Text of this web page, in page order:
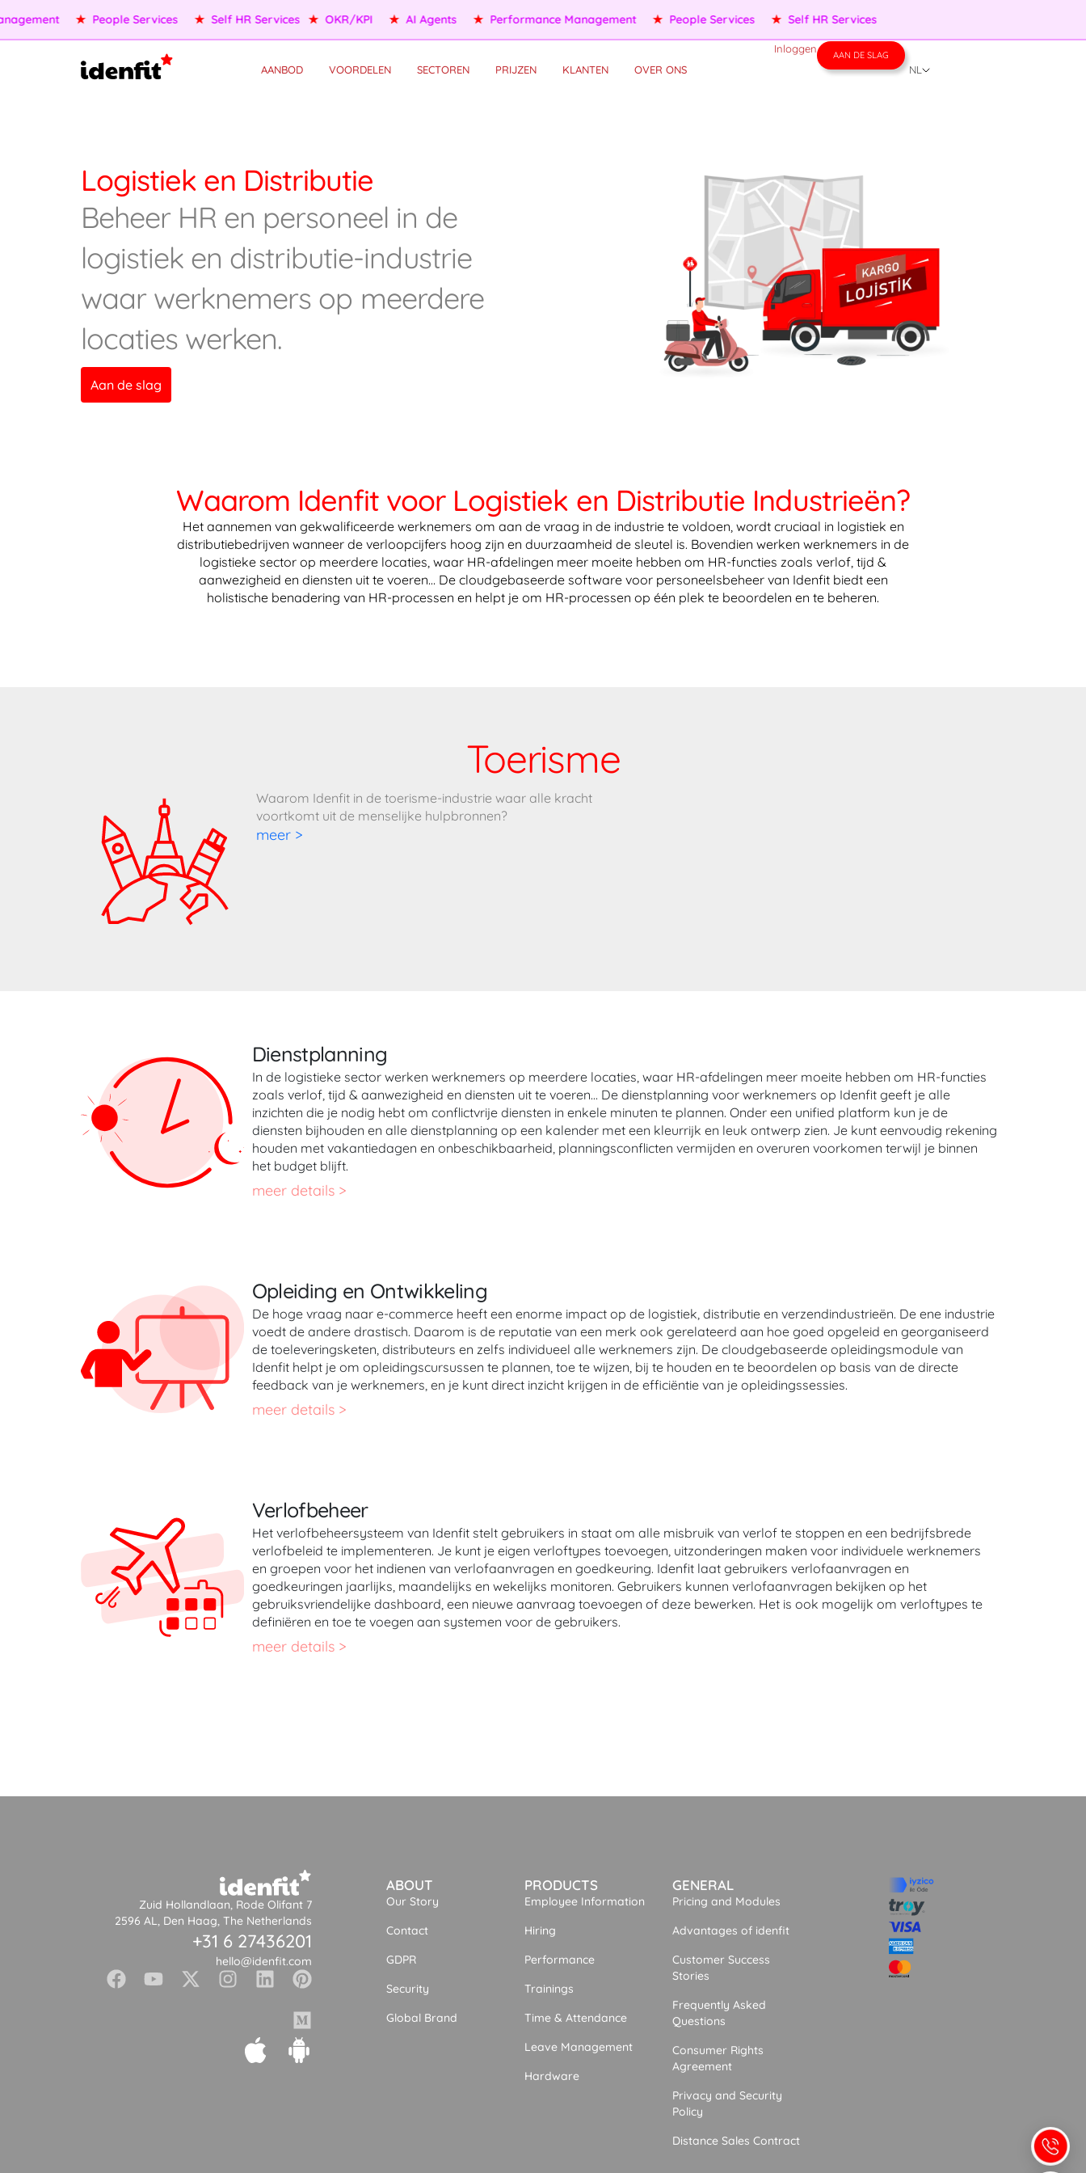
People Services Self HR Services ★ OKR/KPI AI Agents Performance Management People Services Self HR Services
AANBOD VOORDELEN SECTOREN PRIJZEN KLANTEN OVER ONS
Inloggen AAN DE SLAG
NL
Logistiek en Distributie
Beheer HR en personeel in de
logistiek en distributie-industrie
waar werknemers op meerdere
locaties werken.
Aan de slag
Waarom Idenfit voor Logistiek en Distributie Industrieën?
Het aannemen van gekwalificeerde werknemers om aan de vraag in de industrie te voldoen, wordt cruciaal in logistiek en
distributiebedrijven wanneer de verloopcijfers hoog zijn en duurzaamheid de sleutel is. Bovendien werken werknemers in de
logistieke sector op meerdere locaties, waar HR-afdelingen meer moeite hebben om HR-functies zoals verlof, tijd &
aanwezigheid en diensten uit te voeren… De cloudgebaseerde software voor personeelsbeheer van Idenfit biedt een
holistische benadering van HR-processen en helpt je om HR-processen op één plek te beoordelen en te beheren.
Toerisme
Waarom Idenfit in de toerisme-industrie waar alle kracht
voortkomt uit de menselijke hulpbronnen?
meer >
Dienstplanning
In de logistieke sector werken werknemers op meerdere locaties, waar HR-afdelingen meer moeite hebben om HR-functies
zoals verlof, tijd & aanwezigheid en diensten uit te voeren… De dienstplanning voor werknemers op Idenfit geeft je alle
inzichten die je nodig hebt om conflictvrije diensten in enkele minuten te plannen. Onder een unified platform kun je de
diensten bijhouden en alle dienstplanning op een kalender met een kleurrijk en leuk ontwerp zien. Je kunt eenvoudig rekening
houden met vakantiedagen en onbeschikbaarheid, planningsconflicten vermijden en overuren voorkomen terwijl je binnen
het budget blijft.
meer details >
Opleiding en Ontwikkeling
De hoge vraag naar e-commerce heeft een enorme impact op de logistiek, distributie en verzendindustrieën. De ene industrie
voedt de andere drastisch. Daarom is de reputatie van een merk ook gerelateerd aan hoe goed opgeleid en georganiseerd
de toeleveringsketen, distributeurs en zelfs individueel alle werknemers zijn. De cloudgebaseerde opleidingsmodule van
Idenfit helpt je om opleidingscursussen te plannen, toe te wijzen, bij te houden en te beoordelen op basis van de directe
feedback van je werknemers, en je kunt direct inzicht krijgen in de efficiëntie van je opleidingssessies.
meer details >
Verlofbeheer
Het verlofbeheersysteem van Idenfit stelt gebruikers in staat om alle misbruik van verlof te stoppen en een bedrijfsbrede
verlofbeleid te implementeren. Je kunt je eigen verloftypes toevoegen, uitzonderingen maken voor individuele werknemers
en groepen voor het indienen van verlofaanvragen en goedkeuring. Idenfit laat gebruikers verlofaanvragen en
goedkeuringen jaarlijks, maandelijks en wekelijks monitoren. Gebruikers kunnen verlofaanvragen bekijken op het
gebruiksvriendelijke dashboard, een nieuwe aanvraag toevoegen of deze bewerken. Het is ook mogelijk om verloftypes te
definiëren en toe te voegen aan systemen voor de gebruikers.
meer details >
Zuid Hollandlaan, Rode Olifant 7
2596 AL, Den Haag, The Netherlands
+31 6 27436201
hello@idenfit.com
ABOUT
Our Story
Contact
GDPR
Security
Global Brand
PRODUCTS
Employee Information
Hiring
Performance
Trainings
Time & Attendance
Leave Management
Hardware
GENERAL
Pricing and Modules
Advantages of idenfit
Customer Success
Stories
Frequently Asked
Questions
Consumer Rights
Agreement
Privacy and Security
Policy
Distance Sales Contract